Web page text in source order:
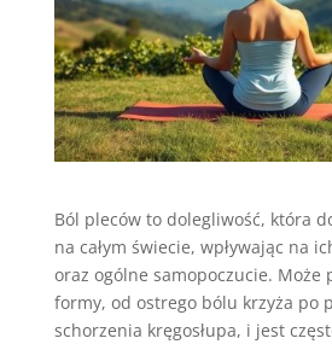
Ból pleców to dolegliwość, która
na całym świecie, wpływając na
oraz ogólne samopoczucie. Może
formy, od ostrego bólu krzyża po
schorzenia kręgosłupa, i jest